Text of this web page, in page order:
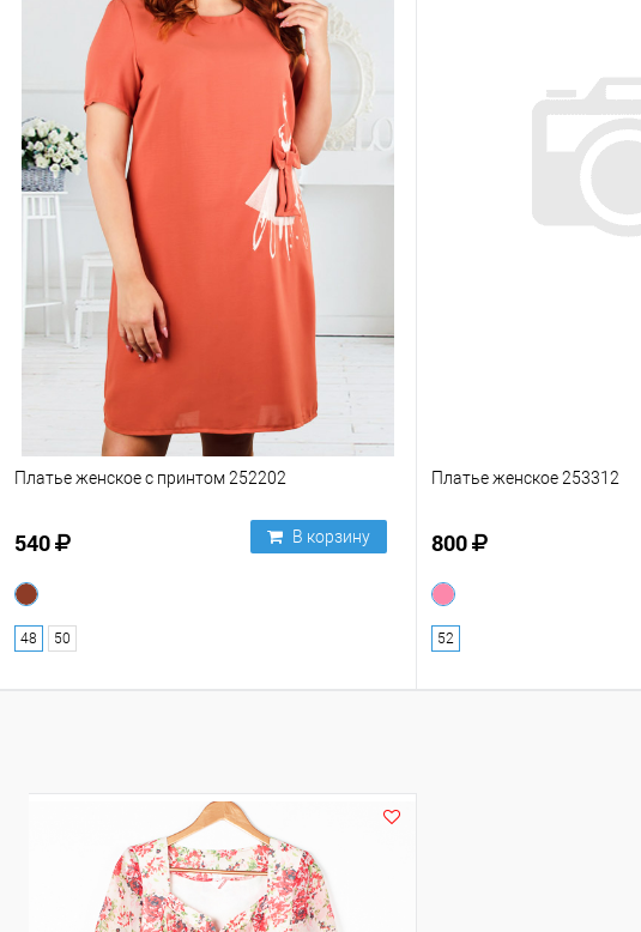
Платье женское с принтом 252202
540 В корзину
48 50
Платье женское 253312
800
52